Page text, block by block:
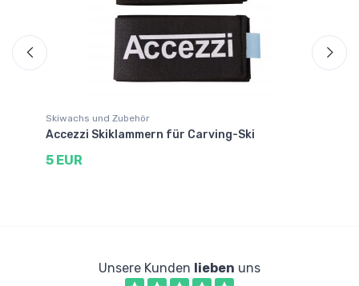
Skiwachs und Zubehör
Accezzi Skiklammern für Carving-Ski
5 EUR
Unsere Kunden lieben uns